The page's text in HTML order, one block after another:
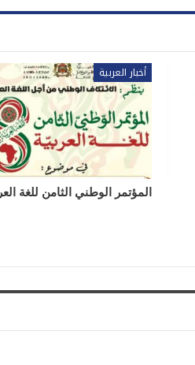
أخبار العربية
المؤتمر الوطني الثامن للغة